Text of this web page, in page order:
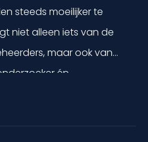
steeds moeilijker te
niet alleen iets van de
maar ook van
én
Rooij kunnen
bijdrage leveren aan